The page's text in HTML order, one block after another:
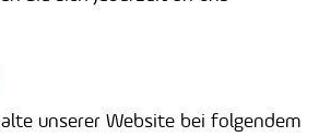
unserer Website bei folgendem